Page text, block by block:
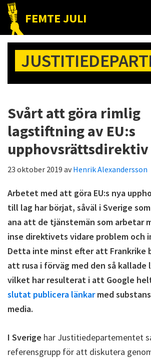
Hoppa
huvudnavigering
Hoppa
huvudinnehåll
Hoppa
det
primära
sidofältet
FEMTE JULI
Nätet
till
folket!
Svårt att göra rimlig
lagstiftning av EU:s
upphovsrättsdirektiv
23 oktober 2019 avHenrik Alexandersson
Arbetet med att göra EU:s nya
till lag har börjat, såväl i Sverige som
ana att de tjänstemän som arbetar
inse direktivets vidare problem och
Detta inte minst efter att Frankrike
att rusa i förväg med den så kallade
vilket har resulterat i att Google
slutat publicera länkarmed
media.
I Sverige har Justitiedepartementet
referensgrupp för att diskutera